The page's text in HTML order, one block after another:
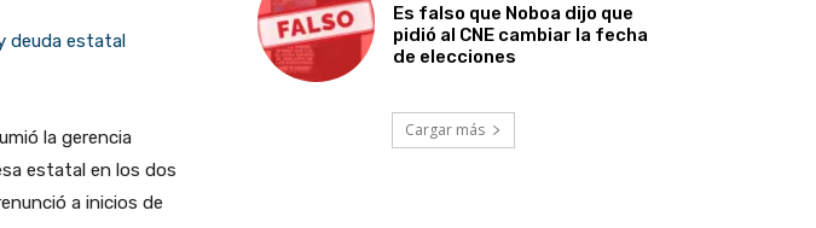
deuda estatal
la gerencia
estatal en los dos
a inicios de
Es falso que Noboa dijo que
pidió al CNE cambiar la fecha
de elecciones
Cargar más